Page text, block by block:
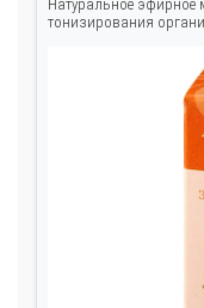
Натуральное
тонизирования